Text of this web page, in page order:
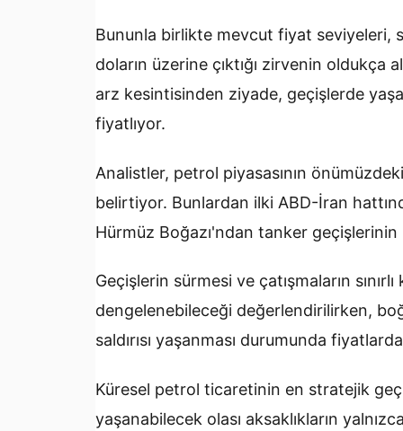
Bununla birlikte mevcut fiyat seviyeleri,
doların üzerine çıktığı zirvenin
arz kesintisinden ziyade, geçişlerde
fiyatlıyor.
Analistler, petrol piyasasının
belirtiyor. Bunlardan ilki ABD-İran
Hürmüz Boğazı'ndan tanker
Geçişlerin sürmesi ve çatışmaların
dengelenebileceği değerlendirilirken,
saldırısı yaşanması durumunda
Küresel petrol ticaretinin en stratejik
yaşanabilecek olası aksaklıkların